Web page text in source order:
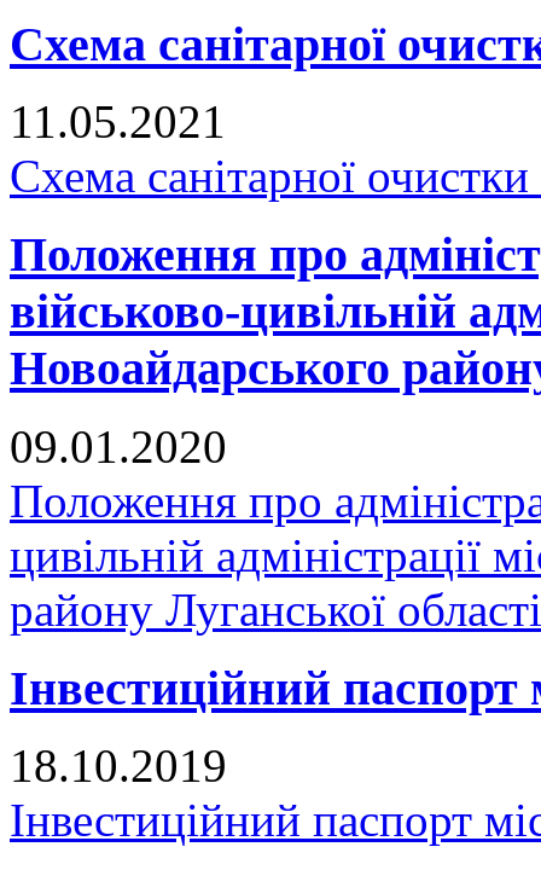
Схема санітарної
11.05.2021
Схема санітарної
Положення про
військово-цивільній
Новоайдарського
09.01.2020
Положення про
цивільній адміністрації
району Луганської області
Інвестиційний
18.10.2019
Інвестиційний паспорт